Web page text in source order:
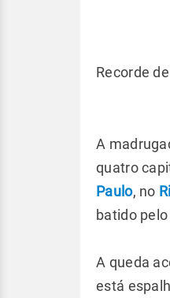
Recorde
A
quatro
Paulo, no
batido
A queda
está